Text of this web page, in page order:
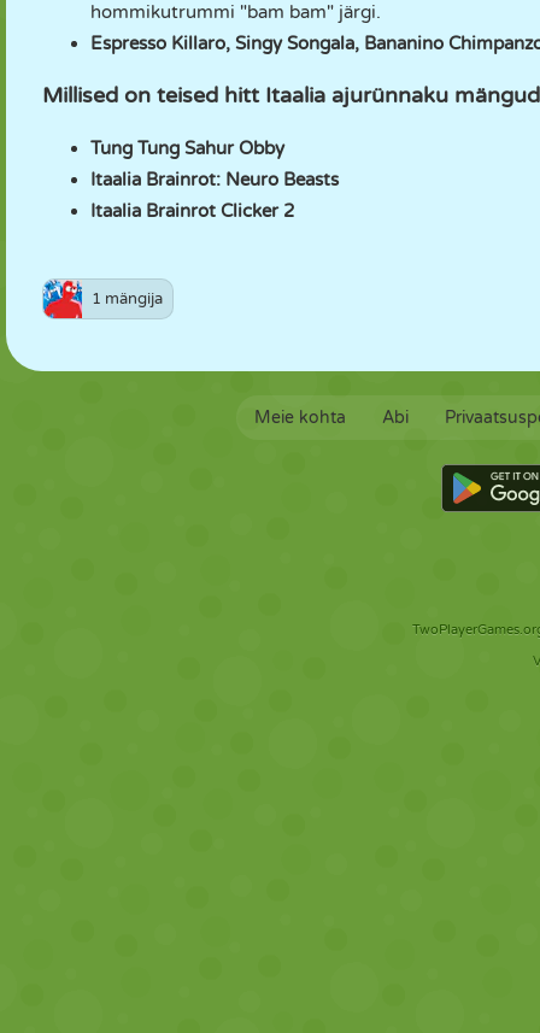
hommikutrummi "bam bam" järgi.
Espresso Killaro, Singy Songala, Bananino
Millised on teised hitt Itaalia ajurünnaku
Tung Tung Sahur Obby
Itaalia Brainrot: Neuro Beasts
Itaalia Brainrot Clicker 2
1 mängija
Meie kohta Abi